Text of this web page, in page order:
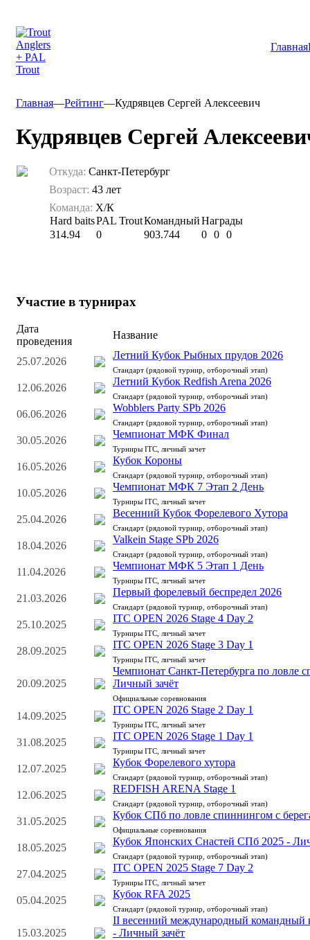
Главная
Главная—Рейтинг—Кудрявцев Сергей Алексеевич
Кудрявцев Сергей
Откуда: Санкт-Петербург
Возраст: 43 лет
Команда: Х/К
Hard baitsPAL TroutКомандныйНаграды
314.94
0 903.744 0 0 0
Участие в турнирах
Дата
проведения
Название
25.07.2026
Летний Кубок Рыбных прудов 2026
Стандарт (рядовой турнир, отборочный этап)
12.06.2026
Летний Кубок Redfish Arena 2026
Стандарт (рядовой турнир, отборочный этап)
06.06.2026
Wobblers Party SPb 2026
Стандарт (рядовой турнир, отборочный этап)
30.05.2026
Чемпионат МФК Финал
Турниры ITC, личный зачет
16.05.2026
Кубок Короны
Стандарт (рядовой турнир, отборочный этап)
10.05.2026
Чемпионат МФК 7 Этап 2 День
Турниры ITC, личный зачет
25.04.2026
Весенний Кубок Форелевого Хутора
Стандарт (рядовой турнир, отборочный этап)
18.04.2026
Valkein Stage SPb 2026
Стандарт (рядовой турнир, отборочный этап)
11.04.2026
Чемпионат МФК 5 Этап 1 День
Турниры ITC, личный зачет
21.03.2026
Первый форелевый беспредел 2026
Стандарт (рядовой турнир, отборочный этап)
25.10.2025
ITC OPEN 2026 Stage 4 Day 2
Турниры ITC, личный зачет
28.09.2025
ITC OPEN 2026 Stage 3 Day 1
Турниры ITC, личный зачет
20.09.2025
Чемпионат Санкт-Петербурга по ловле
Личный зачёт
Официальные соревнования
14.09.2025
ITC OPEN 2026 Stage 2 Day 1
Турниры ITC, личный зачет
31.08.2025
ITC OPEN 2026 Stage 1 Day 1
Турниры ITC, личный зачет
12.07.2025
Кубок Форелевого хутора
Стандарт (рядовой турнир, отборочный этап)
12.06.2025
REDFISH ARENA Stage 1
Стандарт (рядовой турнир, отборочный этап)
31.05.2025
Кубок СПб по ловле спиннингом с
Официальные соревнования
18.05.2025
Кубок Японских Снастей СПб 2025 -
Стандарт (рядовой турнир, отборочный этап)
27.04.2025
ITC OPEN 2025 Stage 7 Day 2
Турниры ITC, личный зачет
05.04.2025
Кубок RFA 2025
Стандарт (рядовой турнир, отборочный этап)
15.03.2025
II весенний международный командный
- Личный зачёт